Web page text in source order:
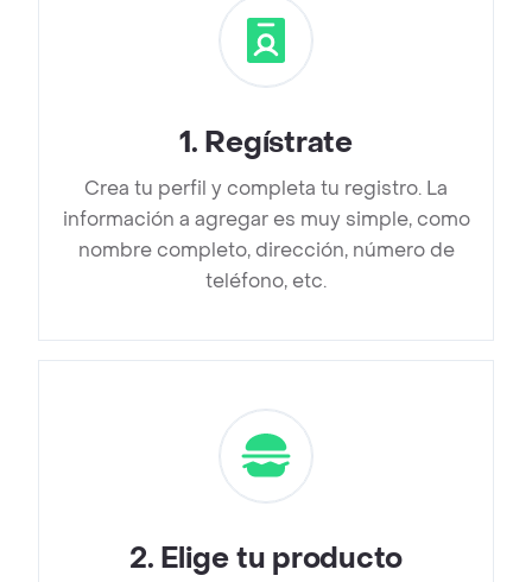
1. Regístrate
Crea tu perfil y completa tu registro. La
información a agregar es muy simple, como
nombre completo, dirección, número de
teléfono, etc.
2. Elige tu producto